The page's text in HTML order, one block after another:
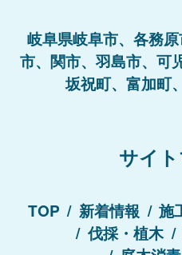
岐阜県岐阜市、各務
市、関市、羽島市、可
坂祝町、富加町
サイ
TOP 新着情報 施
伐採・植木